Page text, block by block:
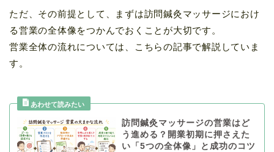
ただ、その前提として、まずは訪問鍼灸マッサージにおけ
る営業の全体像をつかんでおくことが大切です。
営業全体の流れについては、こちらの記事で解説していま
す。
訪問鍼灸マッサージの営業はど
う進める？開業初期に押さえた
い「5つの全体像」と成功のコツ